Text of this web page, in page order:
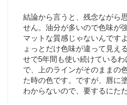
結論から言うと、残念ながら
せん。油分が多いので色味が
マットな質感じゃないんです
ょっとだけ色味が違って見え
せで5年間も使い続けている
で、上のラインがそのままの
た時の色です。ですが、唇に
わからないので、要するにた